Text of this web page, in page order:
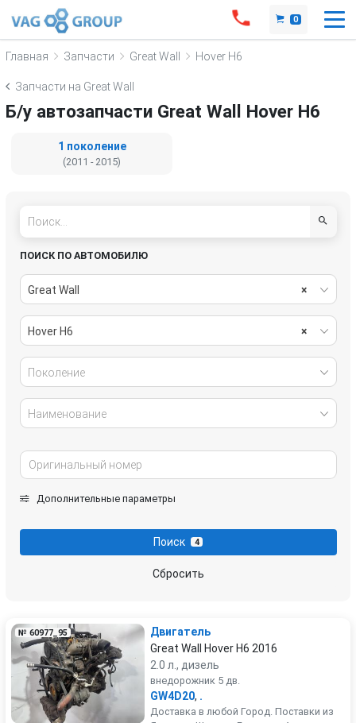
0
Главная Запчасти Great Wall Hover H6
Запчасти на Great Wall
Б/у автозапчасти Great Wall Hover H6
1 поколение
(2011 - 2015)
ПОИСК ПО АВТОМОБИЛЮ
×
Great Wall
×
Hover H6
Поколение
Наименование
Дополнительные параметры
Поиск 4
Сбросить
№ 60977_95
Двигатель
Great Wall Hover H6 2016
2.0 л., дизель
внедорожник 5 дв.
GW4D20, .
Доставка в любой Город. Поставки из